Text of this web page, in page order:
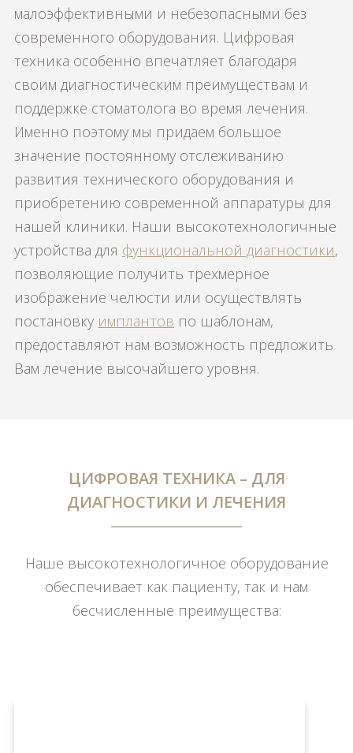
малоэффективными и небезопасными без
современного оборудования. Цифровая
техника особенно впечатляет благодаря
своим диагностическим преимуществам и
поддержке стоматолога во время лечения.
Именно поэтому мы придаем большое
значение постоянному отслеживанию
развития технического оборудования и
приобретению современной аппаратуры для
нашей клиники. Наши высокотехнологичные
устройства для функциональной диагностики,
позволяющие получить трехмерное
изображение челюсти или осуществлять
постановку имплантов по шаблонам,
предоставляют нам возможность предложить
Вам лечение высочайшего уровня.
ЦИФРОВАЯ ТЕХНИКА – ДЛЯ
ДИАГНОСТИКИ И ЛЕЧЕНИЯ
Наше высокотехнологичное оборудование
обеспечивает как пациенту, так и нам
бесчисленные преимущества: